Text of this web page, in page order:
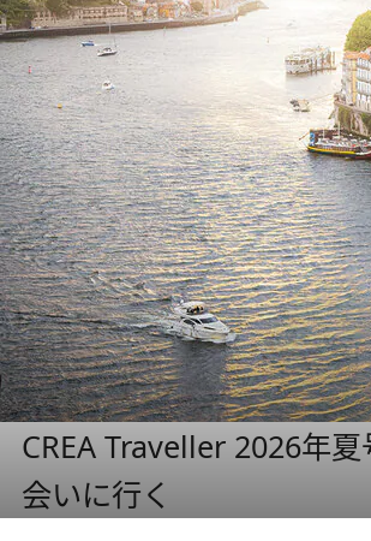
CREA Traveller 2026年
会いに行く